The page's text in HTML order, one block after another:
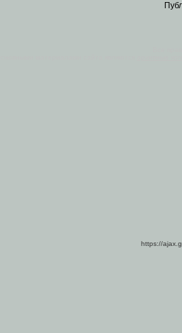
https://